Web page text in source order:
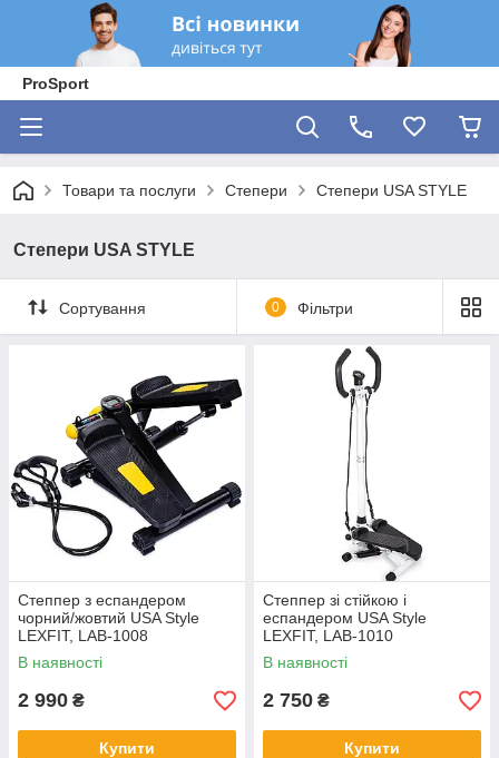
ProSport
Товари та послуги Степери Степери USA STYLE
Степери USA STYLE
Сортування 0 Фільтри
Степпер з еспандером
чорний/жовтий USA Style
LEXFIT, LAB-1008
В наявності
2 990 ₴
Купити
Степпер зі стійкою і
еспандером USA Style
LEXFIT, LAB-1010
В наявності
2 750 ₴
Купити